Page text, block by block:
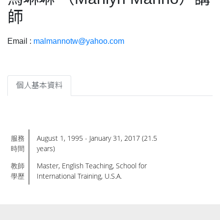
師
Email : malmannotw@yahoo.com
個人基本資料
服務
時間
August 1, 1995 - January 31, 2017 (21.5
years)
教師
學歷
Master , English Teaching, School for
International Training, U.S.A.